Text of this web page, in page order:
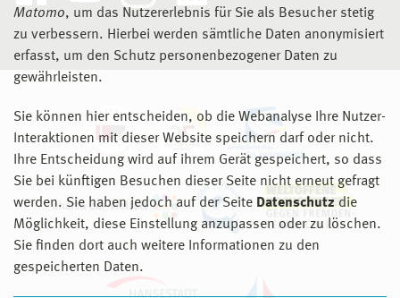
Matomo, um das Nutzererlebnis für Sie als Besucher stetig
zu verbessern. Hierbei werden sämtliche Daten anonymisiert
erfasst, um den Schutz personenbezogener Daten zu
gewährleisten.
Sie können hier entscheiden, ob die Webanalyse Ihre Nutzer-
Interaktionen mit dieser Website speichern darf oder nicht.
Ihre Entscheidung wird auf ihrem Gerät gespeichert, so dass
Sie bei künftigen Besuchen dieser Seite nicht erneut gefragt
werden. Sie haben jedoch auf der Seite Datenschutz die
Möglichkeit, diese Einstellung anzupassen oder zu löschen.
Sie finden dort auch weitere Informationen zu den
gespeicherten Daten.